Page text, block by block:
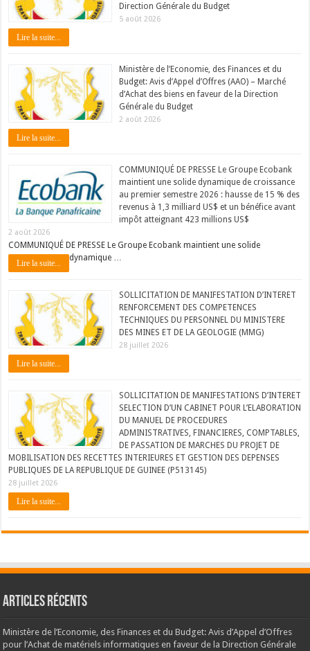
Direction Générale du Budget
5 août 2026
Lire la suite...
Ministère de l’Economie, des Finances et du
Budget: Avis d’Appel d’Offres (AAO) – Marché
d’Achat des biens en faveur de la Direction
Générale du Budget
2 août 2026
Lire la suite...
COMMUNIQUÉ DE PRESSE Le Groupe Ecobank
maintient une solide dynamique de croissance
au premier semestre 2026 : hausse de 15 % des
revenus à 1,3 milliard US$ et un bénéfice avant
impôt atteignant 423 millions US$
2 août 2026
COMMUNIQUÉ DE PRESSE Le Groupe Ecobank maintient une solide
dynamique …
Lire la suite...
SOLLICITATION DE MANIFESTATION D’INTERET
RENFORCEMENT DES COMPETENCES
TECHNIQUES DU PERSONNEL DU MINISTERE
DES MINES ET DE LA GEOLOGIE (MMG)
28 juillet 2026
Lire la suite...
SOLLICITATION DE MANIFESTATIONS D’INTERET
SELECTION D’UN CABINET POUR L’ELABORATION
DU MANUEL DE PROCEDURES
ADMINISTRATIVES, FINANCIERES, COMPTABLES,
DE PASSATION DE MARCHES DU PROJET DE
MOBILISATION DES RECETTES INTERIEURES ET GESTION DES DEPENSES
PUBLIQUES DE LA REPUBLIQUE DE GUINEE (P513145)
28 juillet 2026
Lire la suite...
Articles récents
Ministère de l’Economie, des Finances et du Budget: Avis d’Appel d’Offres
pour l’Achat de matériels informatiques en faveur de la Direction Générale